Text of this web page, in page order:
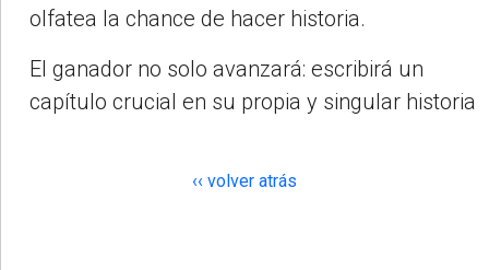
olfatea la chance de hacer historia.
El ganador no solo avanzará: escribirá un
capítulo crucial en su propia y singular historia
‹‹ volver atrás